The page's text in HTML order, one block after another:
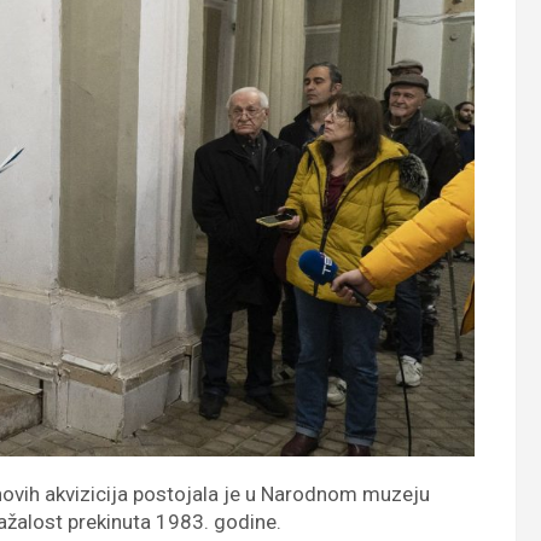
akvizicija postojala je u Narodnom muzeju
prekinuta 1983. godine.